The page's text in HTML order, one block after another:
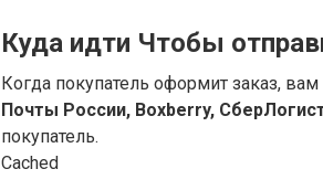
Куда идти Чтобы
Когда покупатель оформит заказ,
Почты России, Boxberry,
покупатель.
Cached